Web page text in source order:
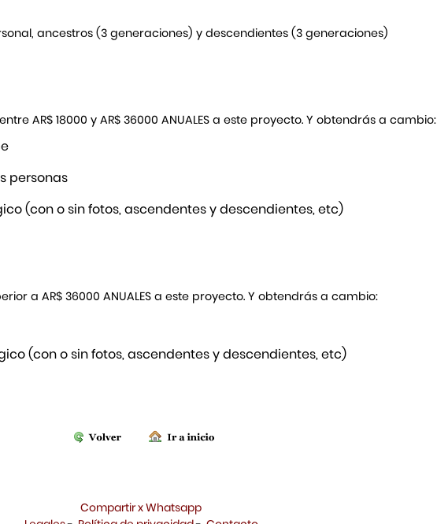
ancestros (3 generaciones) y descendientes (3 generaciones)
AR$ 18000 y AR$ 36000 ANUALES a este proyecto. Y obtendrás a cambio:
personas
(con o sin fotos, ascendentes y descendientes, etc)
a AR$ 36000 ANUALES a este proyecto. Y obtendrás a cambio:
(con o sin fotos, ascendentes y descendientes, etc)
Compartir x Whatsapp